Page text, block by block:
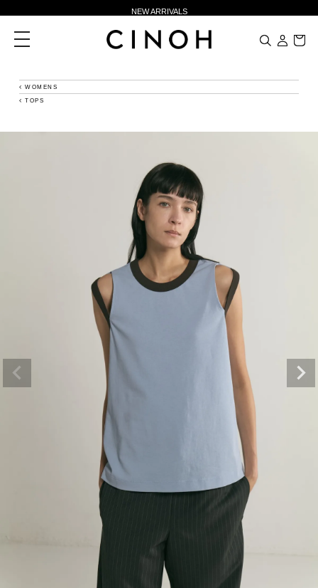
NEW ARRIVALS
新規会員登録500ポイントプレゼント
夏季休業に伴う一部業務休業のお知らせ
toggle
navigation
WOMENS
TOPS